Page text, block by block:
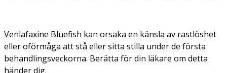
Venlafaxine Bluefish kan orsaka en känsla av rastlöshet
eller oförmåga att stå eller sitta stilla under de första
behandlingsveckorna. Berätta för din läkare om detta
händer dig.